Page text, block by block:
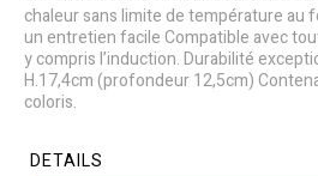
chaleur sans limite de température au
un entretien facile Compatible avec
y compris l’induction. Durabilité
H.17,4cm (profondeur 12,5cm)
coloris.
DETAILS